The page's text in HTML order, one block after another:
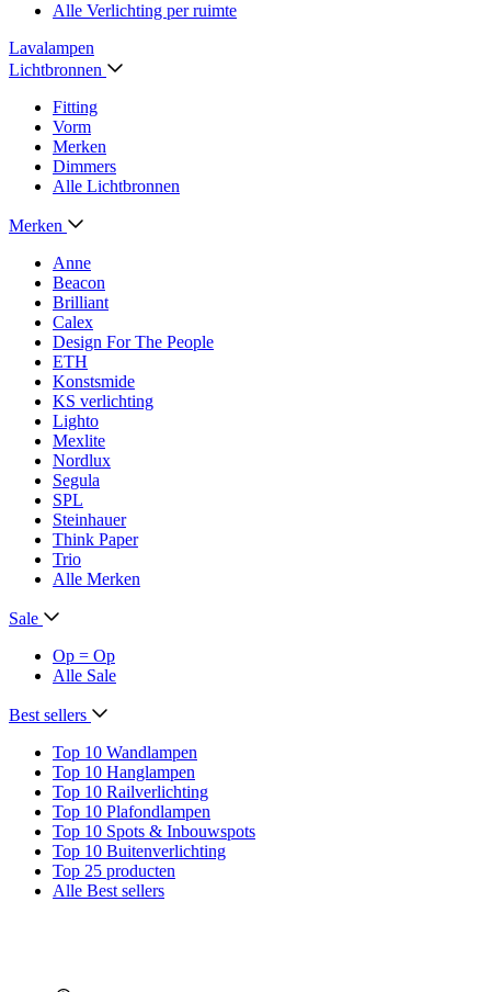
Alle Verlichting per ruimte
Lavalampen
Lichtbronnen
Fitting
Vorm
Merken
Dimmers
Alle Lichtbronnen
Merken
Anne
Beacon
Brilliant
Calex
Design For The People
ETH
Konstsmide
KS verlichting
Lighto
Mexlite
Nordlux
Segula
SPL
Steinhauer
Think Paper
Trio
Alle Merken
Sale
Op = Op
Alle Sale
Best sellers
Top 10 Wandlampen
Top 10 Hanglampen
Top 10 Railverlichting
Top 10 Plafondlampen
Top 10 Spots & Inbouwspots
Top 10 Buitenverlichting
Top 25 producten
Alle Best sellers